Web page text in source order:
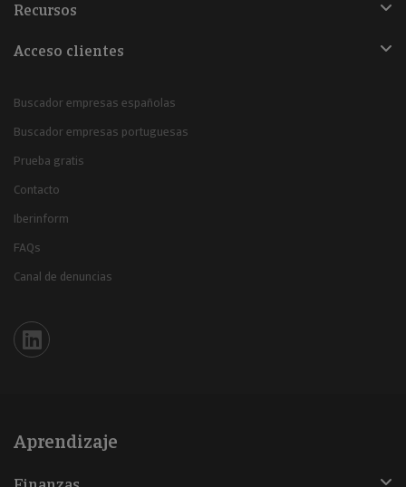
Recursos
Acceso clientes
Buscador empresas españolas
Buscador empresas portuguesas
Prueba gratis
Contacto
Iberinform
FAQs
Canal de denuncias
Iberinform en Linkedin
Aprendizaje